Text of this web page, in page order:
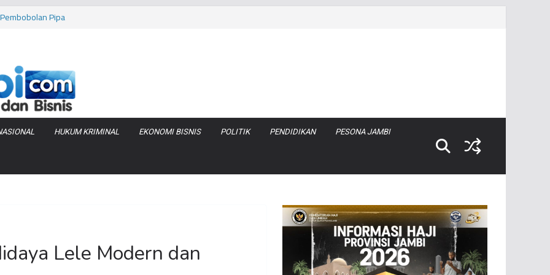
Pipa
Produksi Air
Jabung
HUKUM KRIMINAL EKONOMI BISNIS POLITIK PENDIDIKAN PESONA JAMBI
Lele Modern dan